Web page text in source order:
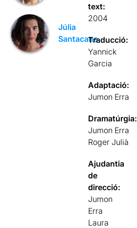
Júlia
Santacana
text:
2004
Traducció:
Yannick
Garcia
Adaptació:
Jumon Erra
Dramatúrgia:
Jumon Erra
Roger Julià
Ajudantia
de
direcció:
Jumon
Erra
Laura